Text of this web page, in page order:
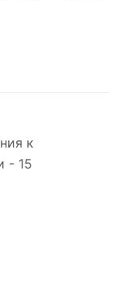
к
- 15